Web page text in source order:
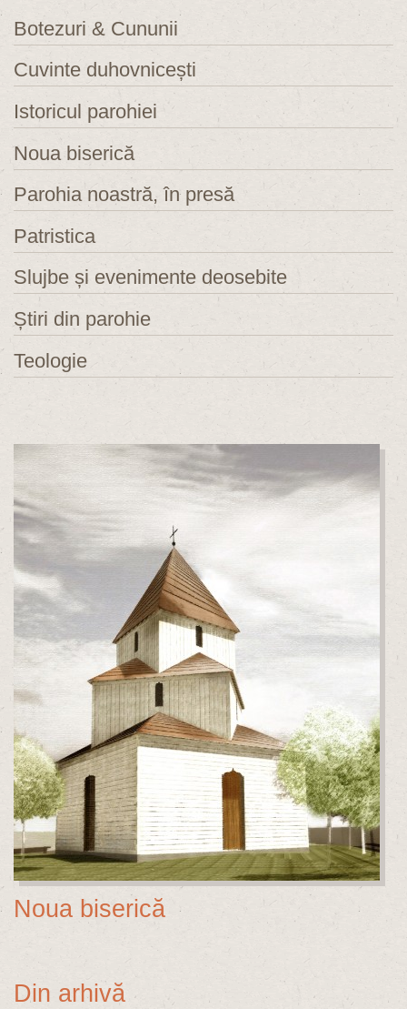
Botezuri & Cununii
Cuvinte duhovnicești
Istoricul parohiei
Noua biserică
Parohia noastră, în presă
Patristica
Slujbe și evenimente deosebite
Știri din parohie
Teologie
Noua biserică
Din arhivă